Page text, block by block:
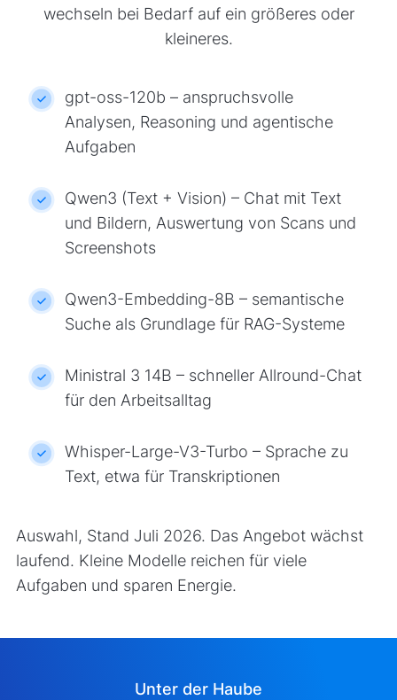
wechseln bei Bedarf auf ein größeres oder
kleineres.
gpt-oss-120b – anspruchsvolle
Analysen, Reasoning und agentische
Aufgaben
Qwen3 (Text + Vision) – Chat mit Text
und Bildern, Auswertung von Scans und
Screenshots
Qwen3-Embedding-8B – semantische
Suche als Grundlage für RAG-Systeme
Ministral 3 14B – schneller Allround-Chat
für den Arbeitsalltag
Whisper-Large-V3-Turbo – Sprache zu
Text, etwa für Transkriptionen
Auswahl, Stand Juli 2026. Das Angebot wächst
laufend. Kleine Modelle reichen für viele
Aufgaben und sparen Energie.
Unter der Haube